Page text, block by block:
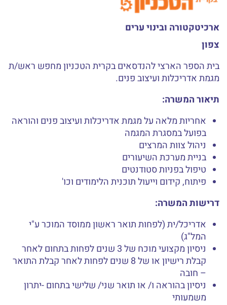
ארכיטקטורה ובינוי ערים
צפון
בית הספר הארצי להנדסאים בקרית הטכניון מחפש ראש/ת
מגמת אדריכלות ועיצוב פנים.
תיאור המשרה:
אחריות מלאה על מגמת אדריכלות ועיצוב פנים והוראה
בפועל במסגרת המגמה
ניהול צוות המרצים
בניית מערכת השיעורים
טיפול בפניות סטודנטים
פיתוח, קידום וייעול תוכנית הלימודים וכו'
דרישות המשרה:
אדריכל/ית (לפחות תואר ראשון ממוסד המוכר ע"י
המל"ג)
ניסיון מקצועי מוכח של 3 שנים לפחות בתחום לאחר
קבלת רישיון או של 8 שנים לפחות לאחר קבלת התואר
– חובה
ניסיון בהוראה ו/ או תואר שני/ שלישי בתחום -יתרון
משמעותי